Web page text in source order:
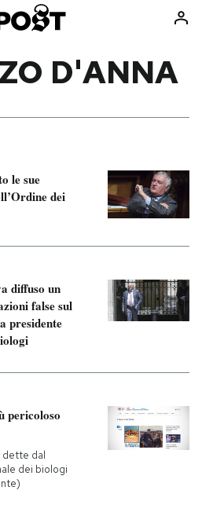
Consumismi
Storie/Idee
Ok Boomer!
Media
Altrecose
Mondiali calcio 2026
D'ANNA
le sue
dei
diffuso un
false sul
presidente
pericoloso
dette dal
dei biologi